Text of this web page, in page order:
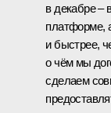
в декабре –
платформе,
и быстрее,
о чём мы
сделаем